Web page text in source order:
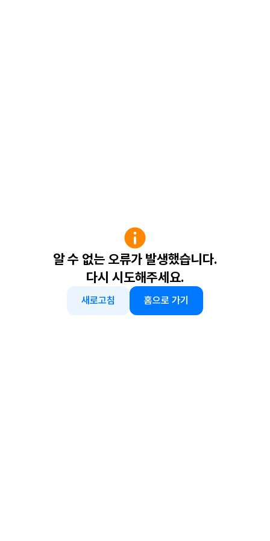
알 수 없는 오류가 발생했습니다.
다시 시도해주세요.
새로고침 홈으로 가기